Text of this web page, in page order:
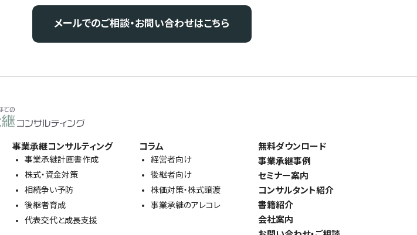
メールでのご相談・お問い合わせはこちら
事業承継コンサルティング
事業承継計画書作成
株式・資金対策
相続争い予防
後継者育成
代表交代と成長支援
コラム
経営者向け
後継者向け
株価対策・株式譲渡
事業承継のアレコレ
無料ダウンロード
事業承継事例
セミナー案内
コンサルタント紹介
書籍紹介
会社案内